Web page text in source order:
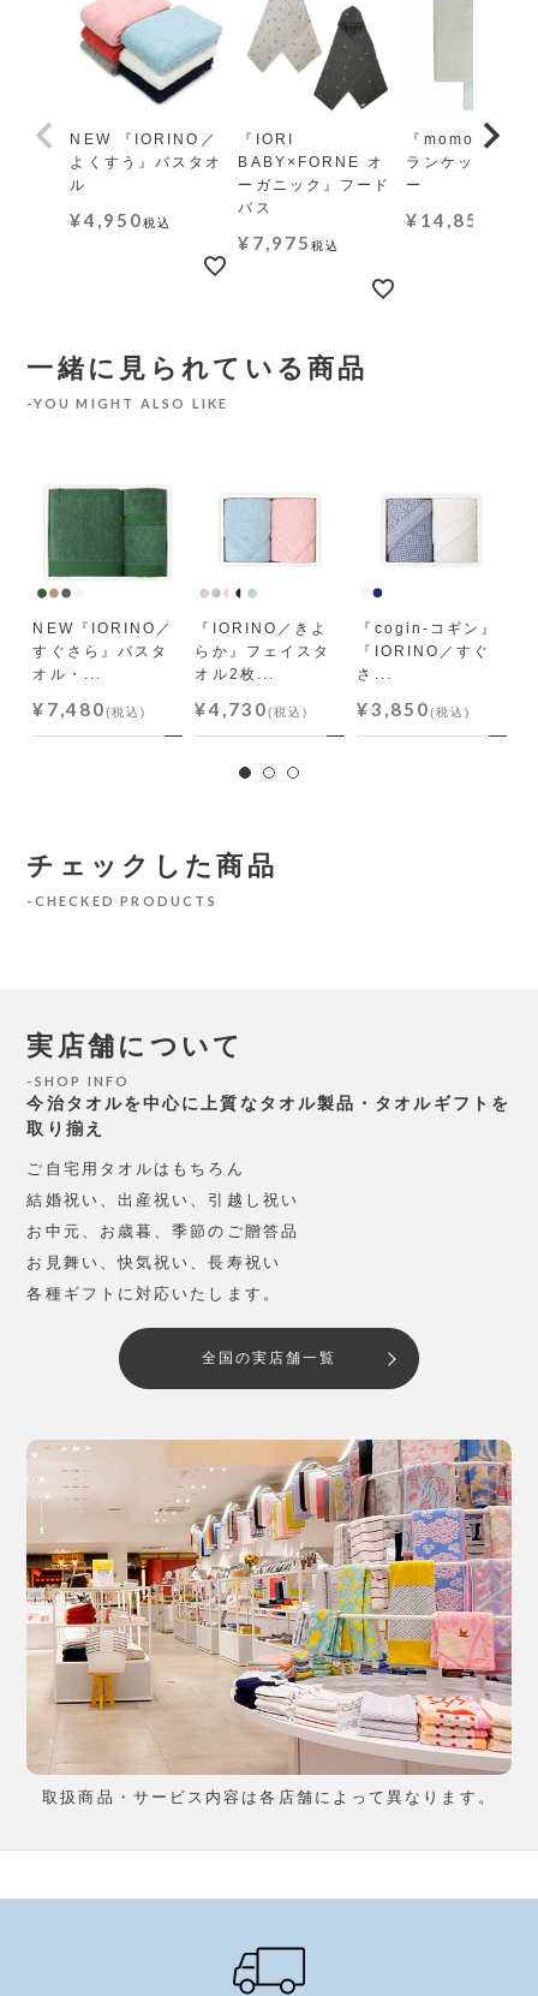
NEW 『IORINO／
よくすう』バスタオ
ル
¥4,950税込
『IORI
BABY×FORNE オ
ーガニック』フード
バス
¥ 7,975税込
『momo-モモ』
ランケット レギ
ー
¥ 14,850
一緒に見られている商品
YOU MIGHT ALSO LIKE
NEW『IORINO／
すぐさら』バスタ
オル・...
¥7,480(税込)
『IORINO／きよ
らか』フェイスタ
オル2枚...
¥4,730(税込)
『cogin-コギン』
『IORINO／すぐ
さ...
¥3,850(税込)
チェックした商品
CHECKED PRODUCTS
実店舗について
SHOP INFO
今治タオルを中心に上質なタオル製品・タオルギフトを
取り揃え
ご自宅用タオルはもちろん
結婚祝い、出産祝い、引越し祝い
お中元、お歳暮、季節のご贈答品
お見舞い、快気祝い、長寿祝い
各種ギフトに対応いたします。
全国の実店舗一覧
取扱商品・サービス内容は各店舗によって異なります。